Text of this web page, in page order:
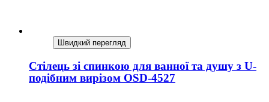
Швидкий перегляд
Стілець зі спинкою для ванної та душу з U-
подібним вирізом OSD-4527